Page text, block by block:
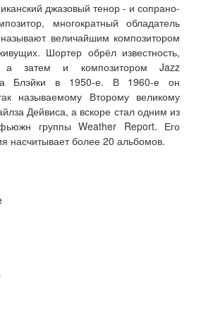
джазовый тенор - и сопрано-
многократный обладатель
величайшим композитором
Шортер обрёл известность,
а затем и композитором Jazz
Блэйки в 1950-е. В 1960-е он
называемому Второму великому
Дейвиса, а вскоре стал одним из
группы Weather Report. Его
насчитывает более 20 альбомов.